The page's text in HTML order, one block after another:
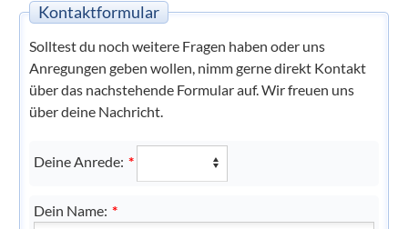
Kontaktformular
Solltest du noch weitere Fragen haben oder uns
Anregungen geben wollen, nimm gerne direkt Kontakt
über das nachstehende Formular auf. Wir freuen uns
über deine Nachricht.
Deine Anrede: *
Dein Name: *